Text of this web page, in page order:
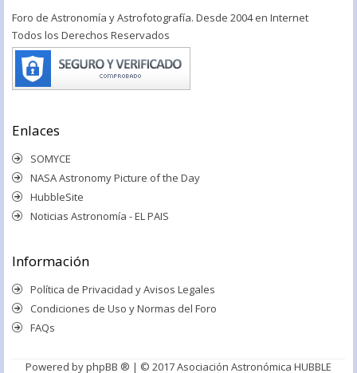
Foro de Astronomía y Astrofotografía. Desde 2004 en Internet
Todos los Derechos Reservados
Enlaces
SOMYCE
NASA Astronomy Picture of the Day
HubbleSite
Noticias Astronomía - EL PAIS
Información
Política de Privacidad y Avisos Legales
Condiciones de Uso y Normas del Foro
FAQs
Powered byphpBB ® | © 2017 Asociación Astronómica HUBBLE